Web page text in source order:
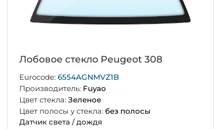
Лобовое стекло Peugeot 308
Eurocode: 6554AGNMVZ1B
Производитель: Fuyao
Цвет стекла: Зеленое
Цвет полосы у стекла: без полосы
Датчик света / дождя